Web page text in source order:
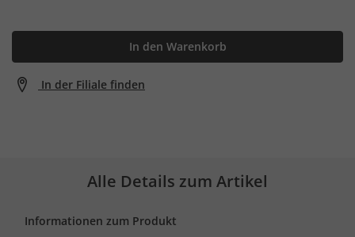
In den Warenkorb
In der Filiale finden
Alle Details zum Artikel
Informationen zum Produkt